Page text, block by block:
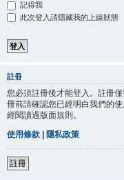
記得我
此次登入請隱藏我的上線狀態
註冊
您必須註冊後才能登入。註冊
冊前請確認您已經明白我們的
經閱讀過版面規則。
使用條款 | 隱私政策
註冊